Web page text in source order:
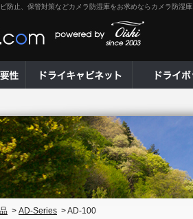
防止、保管対策などカメラ防湿庫をお求めならカメラ防湿
> AD-Series > AD-100